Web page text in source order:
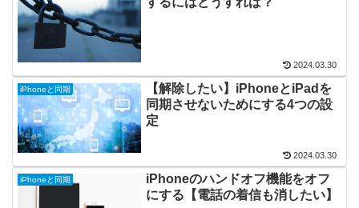
2024.03.30
iPhoneと同期
【解除したい】iPhoneとiPadを
同期させないためにする4つの設
定
2024.03.30
iPhoneと同期
iPhoneのハンドオフ機能をオフ
にする【電話の着信も消したい】